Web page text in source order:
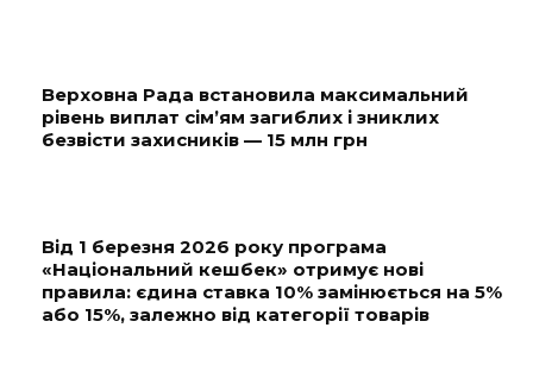
Верховна Рада встановила максимальний
рівень виплат сім’ям загиблих і зниклих
безвісти захисників — 15 млн грн
Від 1 березня 2026 року програма
«Національний кешбек» отримує нові
правила: єдина ставка 10% замінюється на 5%
або 15%, залежно від категорії товарів